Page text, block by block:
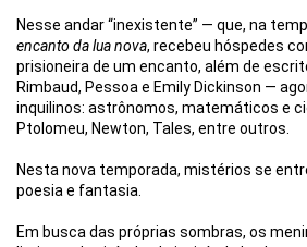
Nesse andar “inexistente” — que, na
encanto da lua nova, recebeu hóspedes
prisioneira de um encanto, além de
Rimbaud, Pessoa e Emily Dickinson —
inquilinos: astrônomos, matemáticos e
Ptolomeu, Newton, Tales, entre outros.
Nesta nova temporada, mistérios se
poesia e fantasia.
Em busca das próprias sombras, os